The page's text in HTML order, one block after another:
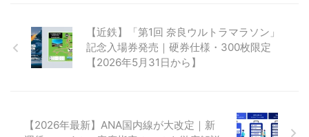
【近鉄】「第1回 奈良ウルトラマラソン」
記念入場券発売｜硬券仕様・300枚限定
【2026年5月31日から】
【2026年最新】ANA国内線が大改定｜新